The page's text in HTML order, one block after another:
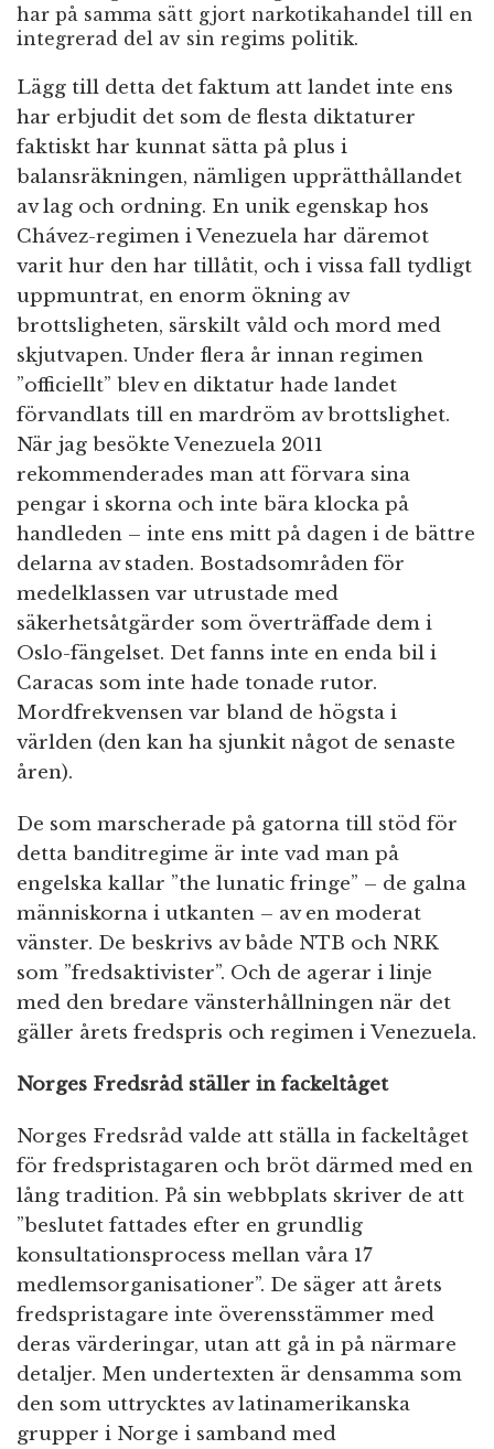
har på samma sätt gjort narkotikahandel till en
integrerad del av sin regims politik.
Lägg till detta det faktum att landet inte ens
har erbjudit det som de flesta diktaturer
faktiskt har kunnat sätta på plus i
balansräkningen, nämligen upprätthållandet
av lag och ordning. En unik egenskap hos
Chávez-regimen i Venezuela har däremot
varit hur den har tillåtit, och i vissa fall tydligt
uppmuntrat, en enorm ökning av
brottsligheten, särskilt våld och mord med
skjutvapen. Under flera år innan regimen
”officiellt” blev en diktatur hade landet
förvandlats till en mardröm av brottslighet.
När jag besökte Venezuela 2011
rekommenderades man att förvara sina
pengar i skorna och inte bära klocka på
handleden – inte ens mitt på dagen i de bättre
delarna av staden. Bostadsområden för
medelklassen var utrustade med
säkerhetsåtgärder som överträffade dem i
Oslo-fängelset. Det fanns inte en enda bil i
Caracas som inte hade tonade rutor.
Mordfrekvensen var bland de högsta i
världen (den kan ha sjunkit något de senaste
åren).
De som marscherade på gatorna till stöd för
detta banditregime är inte vad man på
engelska kallar ”the lunatic fringe” – de galna
människorna i utkanten – av en moderat
vänster. De beskrivs av både NTB och NRK
som ”fredsaktivister”. Och de agerar i linje
med den bredare vänsterhållningen när det
gäller årets fredspris och regimen i Venezuela.
Norges Fredsråd ställer in fackeltåget
Norges Fredsråd valde att ställa in fackeltåget
för fredspristagaren och bröt därmed med en
lång tradition. På sin webbplats skriver de att
”beslutet fattades efter en grundlig
konsultationsprocess mellan våra 17
medlemsorganisationer”. De säger att årets
fredspristagare inte överensstämmer med
deras värderingar, utan att gå in på närmare
detaljer. Men undertexten är densamma som
den som uttrycktes av latinamerikanska
grupper i Norge i samband med